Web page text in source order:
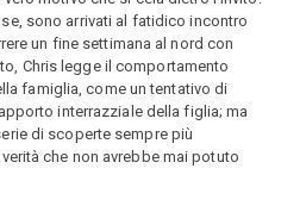
sono arrivati al fatidico incontro
un fine settimana al nord con
Chris legge il comportamento
famiglia, come un tentativo di
interrazziale della figlia; ma
di scoperte sempre più
che non avrebbe mai potuto